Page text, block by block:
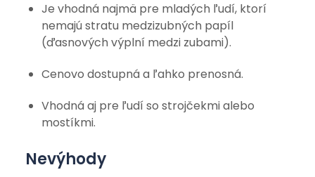
Je vhodná najmä pre mladých ľudí, ktorí
nemajú stratu medzizubných papíl
(ďasnových výplní medzi zubami).
Cenovo dostupná a ľahko prenosná.
Vhodná aj pre ľudí so strojčekmi alebo
mostíkmi.
Nevýhody